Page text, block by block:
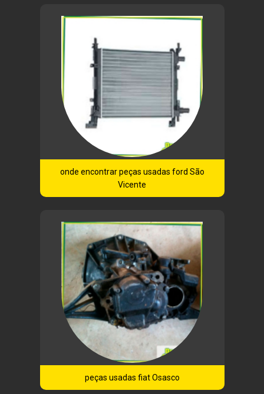
onde encontrar peças usadas ford São
Vicente
peças usadas fiat Osasco